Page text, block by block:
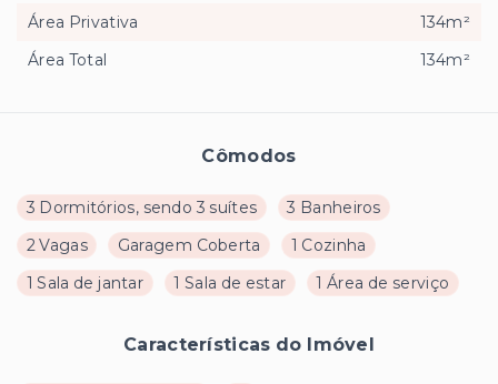
Cômodos
3 Dormitórios, sendo 3 suítes
3 Banheiros
2 Vagas
Garagem Coberta
1 Cozinha
1 Sala de jantar
1 Sala de estar 1 Área de serviço
Características do Imóvel
Área Privativa
134m²
Área Total
134m²